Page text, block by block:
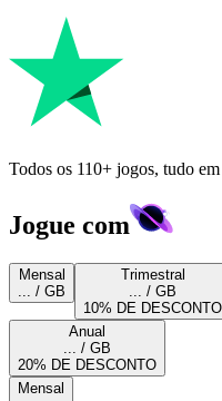
Todos os 110+ jogos, tudo
Jogue com
Mensal
... / GB
Trimestral
... / GB
10% DE DESCONTO
Anual
... / GB
20% DE DESCONTO
Mensal